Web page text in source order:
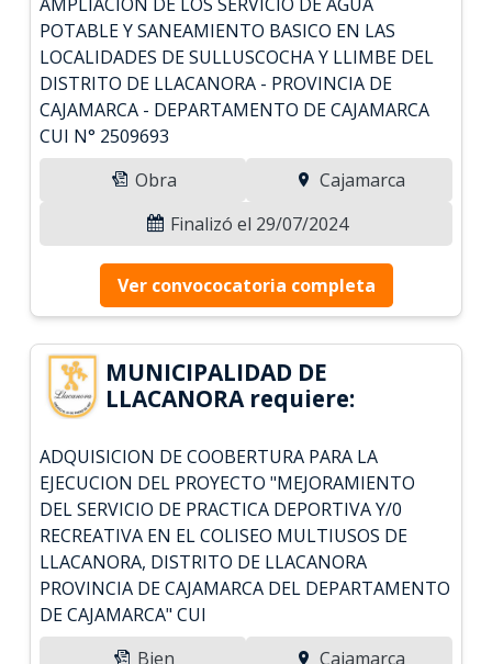
POTABLE Y SANEAMIENTO BASICO EN LAS
LOCALIDADES DE SULLUSCOCHA Y LLIMBE DEL
DISTRITO DE LLACANORA - PROVINCIA DE
CAJAMARCA - DEPARTAMENTO DE CAJAMARCA
CUI N° 2509693
Obra
Cajamarca
Finalizó el 29/07/2024
Ver convococatoria completa
MUNICIPALIDAD DE
LLACANORA requiere:
ADQUISICION DE COOBERTURA PARA LA
EJECUCION DEL PROYECTO "MEJORAMIENTO
DEL SERVICIO DE PRACTICA DEPORTIVA Y/0
RECREATIVA EN EL COLISEO MULTIUSOS DE
LLACANORA, DISTRITO DE LLACANORA
PROVINCIA DE CAJAMARCA DEL DEPARTAMENTO
DE CAJAMARCA" CUI
Bien
Cajamarca